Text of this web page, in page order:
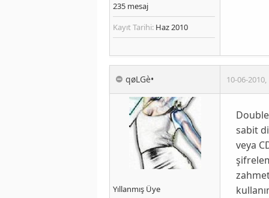
235 mesaj
Kayıt Tarihi: Haz 2010
qøLGè• 10-06-2010,
Yıllanmış Üye
sabit
veya